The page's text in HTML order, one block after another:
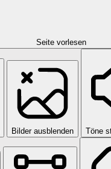
Seite vorlesen
Bilder ausblenden Töne